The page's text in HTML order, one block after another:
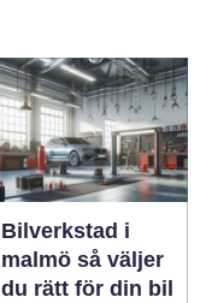
Bilverkstad i
malmö så väljer
du rätt för din bil